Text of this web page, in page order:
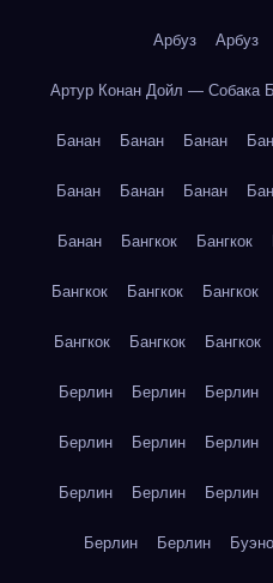
Арбуз Арбуз
Артур Конан Дойл — Собака
Банан Банан Банан
Банан Банан Банан
Банан Бангкок Бангкок
Бангкок Бангкок Бангкок
Бангкок Бангкок Бангкок
Берлин Берлин Берлин
Берлин Берлин Берлин
Берлин Берлин Берлин
Берлин Берлин